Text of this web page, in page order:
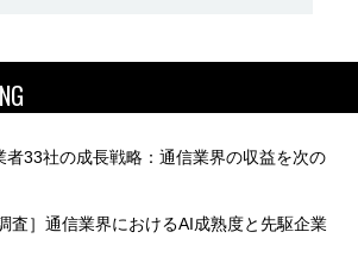
者33社の成長戦略：通信業界の収益を次の
査］通信業界におけるAI成熟度と先駆企業